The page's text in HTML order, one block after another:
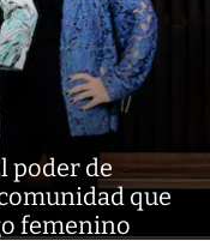
poder de
que
femenino